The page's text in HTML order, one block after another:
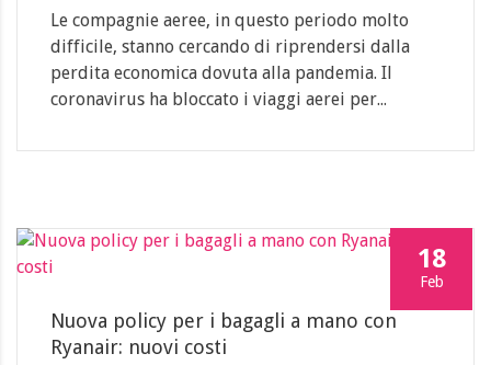
Le compagnie aeree, in questo periodo molto
difficile, stanno cercando di riprendersi dalla
perdita economica dovuta alla pandemia. Il
coronavirus ha bloccato i viaggi aerei per...
18
Feb
Nuova policy per i bagagli a mano con
Ryanair: nuovi costi